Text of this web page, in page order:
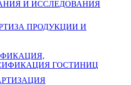
И ИССЛЕДОВАНИЯ
ПРОДУКЦИИ И
ГОСТИНИЦ